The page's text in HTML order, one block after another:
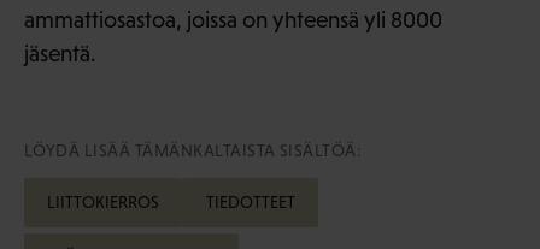
ammattiosastoa, joissa on yhteensä yli 8000
jäsentä.
LÖYDÄ LISÄÄ TÄMÄNKALTAISTA SISÄLTÖÄ:
LIITTOKIERROS TIEDOTTEET